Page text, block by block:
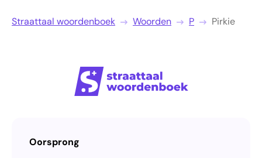
Straattaal woordenboek Woorden P Pirkie
Oorsprong